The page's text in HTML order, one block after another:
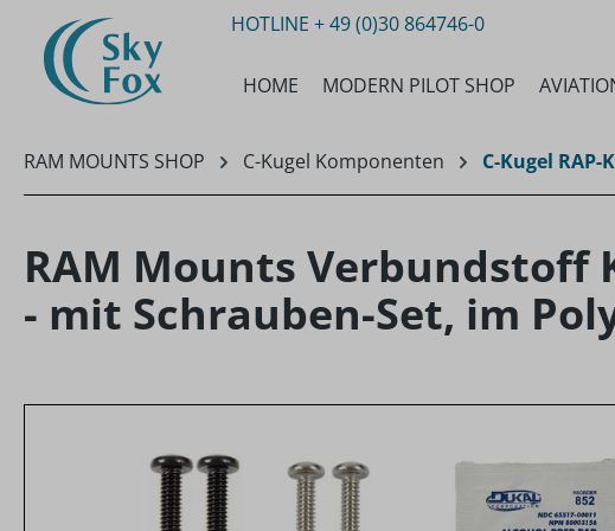
Hauptinhalt springen
Zur Suche springen
Zur Hauptnavigation springen
HOTLINE + 49 (0)30 864746-0
HOME MODERN PILOT SHOP
RAM MOUNTS SHOP C-Kugel Komponenten C-Kugel
RAM Mounts Verbundstoff
- mit Schrauben-Set, im